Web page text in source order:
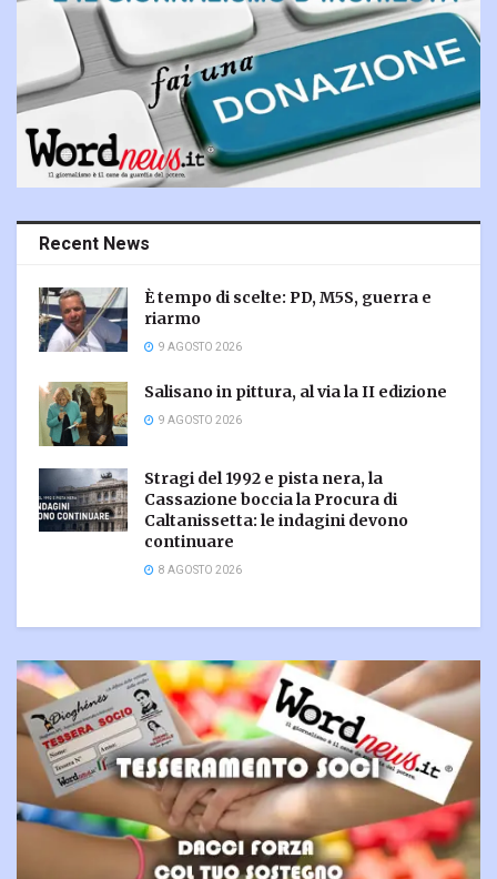
Recent News
È tempo di scelte: PD, M5S, guerra e
riarmo
9 AGOSTO 2026
Salisano in pittura, al via la II edizione
9 AGOSTO 2026
Stragi del 1992 e pista nera, la
Cassazione boccia la Procura di
Caltanissetta: le indagini devono
continuare
8 AGOSTO 2026